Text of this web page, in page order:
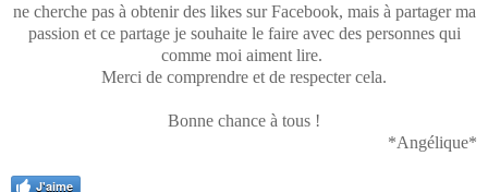
ne cherche pas à obtenir des likes sur Facebook, mais à partager ma
passion et ce partage je souhaite le faire avec des personnes qui
comme moi aiment lire.
Merci de comprendre et de respecter cela.
Bonne chance à tous !
*Angélique*
J'aime